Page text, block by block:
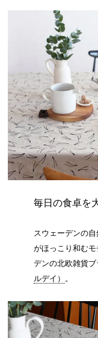
毎日の食卓を
スウェーデンの
がほっこり和む
デンの北欧雑貨ブ
ルデイ）
。